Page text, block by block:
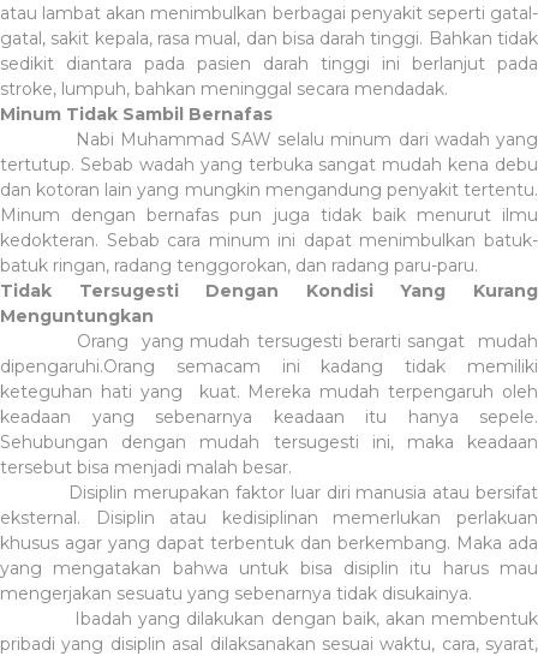
atau lambat akan menimbulkan berbagai penyakit seperti gatal-
gatal, sakit kepala, rasa mual, dan bisa darah tinggi. Bahkan tidak
sedikit diantara pada pasien darah tinggi ini berlanjut pada
stroke, lumpuh, bahkan meninggal secara mendadak.
Minum Tidak Sambil Bernafas
Nabi Muhammad SAW selalu minum dari wadah yang
tertutup. Sebab wadah yang terbuka sangat mudah kena debu
dan kotoran lain yang mungkin mengandung penyakit tertentu.
Minum dengan bernafas pun juga tidak baik menurut ilmu
kedokteran. Sebab cara minum ini dapat menimbulkan batuk-
batuk ringan, radang tenggorokan, dan radang paru-paru.
Tidak Tersugesti Dengan Kondisi Yang Kurang
Menguntungkan
Orang yang mudah tersugesti berarti sangat mudah
dipengaruhi.Orang semacam ini kadang tidak memiliki
keteguhan hati yang kuat. Mereka mudah terpengaruh oleh
keadaan yang sebenarnya keadaan itu hanya sepele.
Sehubungan dengan mudah tersugesti ini, maka keadaan
tersebut bisa menjadi malah besar.
Disiplin merupakan faktor luar diri manusia atau bersifat
eksternal. Disiplin atau kedisiplinan memerlukan perlakuan
khusus agar yang dapat terbentuk dan berkembang. Maka ada
yang mengatakan bahwa untuk bisa disiplin itu harus mau
mengerjakan sesuatu yang sebenarnya tidak disukainya.
Ibadah yang dilakukan dengan baik, akan membentuk
pribadi yang disiplin asal dilaksanakan sesuai waktu, cara, syarat,